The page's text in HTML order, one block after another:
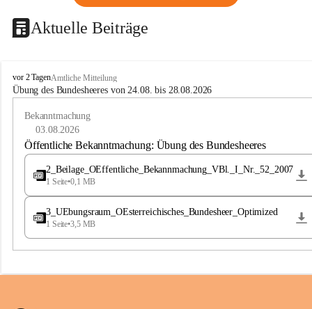
Aktuelle Beiträge
B
u
e
a
vor 2 TagenAmtliche Mitteilung
Übung des Bundesheeres von 24.08. bis 28.08.2026
Bekanntmachung
03.08.2026
Öffentliche Bekanntmachung: Übung des Bundesheeres
2_Beilage_OEffentliche_Bekannmachung_VBl._I_Nr._52_2007
1 Seite•0,1 MB
3_UEbungsraum_OEsterreichisches_Bundesheer_Optimized
1 Seite•3,5 MB